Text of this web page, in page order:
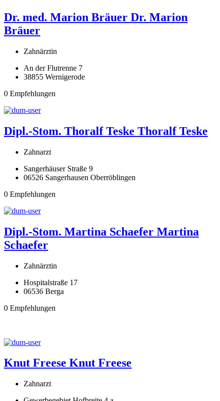
Dr. med. Marion Bräuer Dr. Marion
Bräuer
Zahnärztin
An der Flutrenne 7
38855 Wernigerode
0 Empfehlungen
Dipl.-Stom. Thoralf Teske Thoralf Teske
Zahnarzt
Sangerhäuser Straße 9
06526 Sangerhausen Oberröblingen
0 Empfehlungen
Dipl.-Stom. Martina Schaefer Martina
Schaefer
Zahnärztin
Hospitalstraße 17
06536 Berga
0 Empfehlungen
Knut Freese Knut Freese
Zahnarzt